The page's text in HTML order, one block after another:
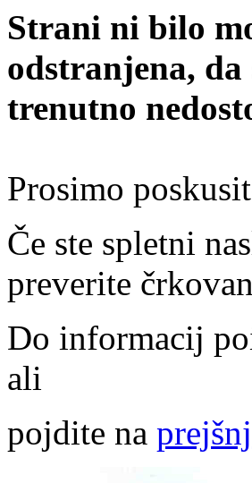
Strani ni bilo
odstranjena,
trenutno
Prosimo
Če ste spletni
preverite
Do informacij
ali
pojdite na